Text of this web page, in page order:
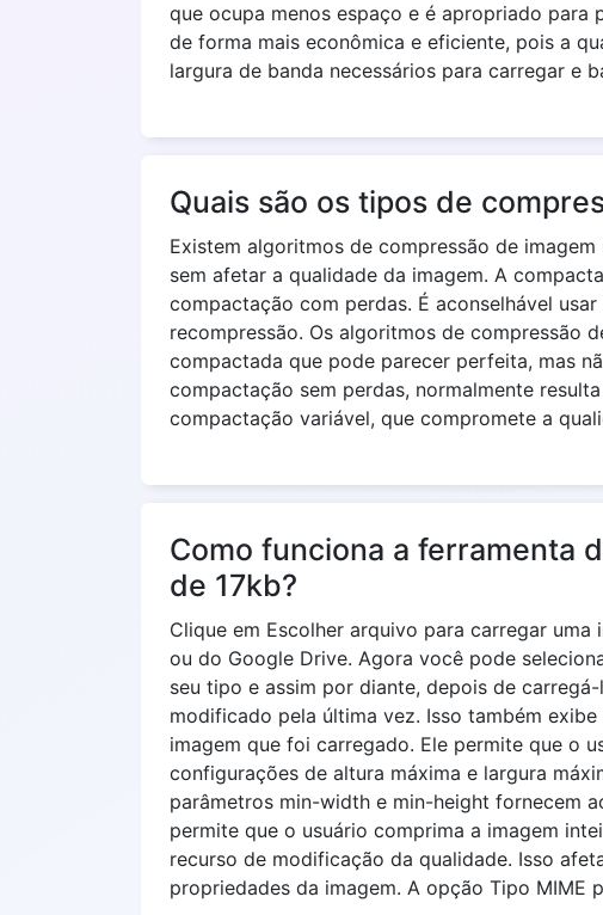
que ocupa menos espaço e é apropriado para
de forma mais econômica e eficiente, pois a
largura de banda necessários para carregar e
Quais são os tipos de
Existem algoritmos de compressão de
sem afetar a qualidade da imagem. A
compactação com perdas. É aconselhável
recompressão. Os algoritmos de compressão
compactada que pode parecer perfeita, mas
compactação sem perdas, normalmente
compactação variável, que compromete a
Como funciona a ferramenta
de 17kb?
Clique em Escolher arquivo para carregar
ou do Google Drive. Agora você pode
seu tipo e assim por diante, depois de
modificado pela última vez. Isso também
imagem que foi carregado. Ele permite que o
configurações de altura máxima e largura
parâmetros min-width e min-height fornecem
permite que o usuário comprima a imagem
recurso de modificação da qualidade. Isso
propriedades da imagem. A opção Tipo